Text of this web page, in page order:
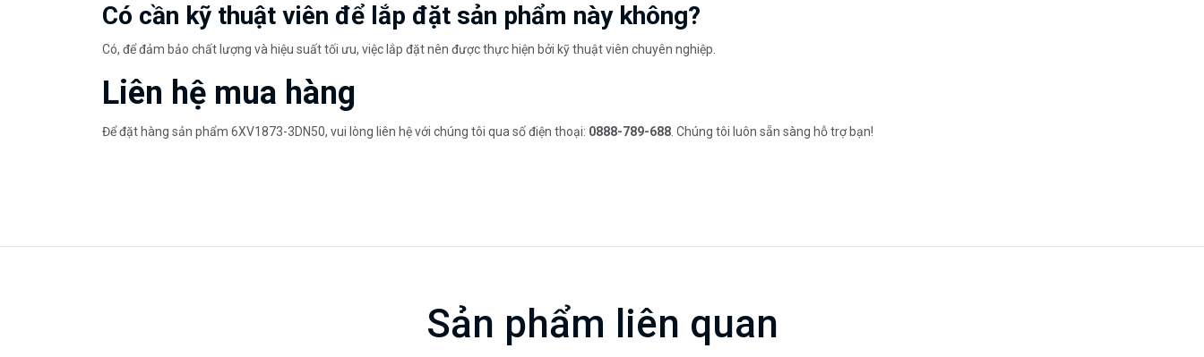
Có cần kỹ thuật viên để lắp đặt sản phẩm này không?
Có, để đảm bảo chất lượng và hiệu suất tối ưu, việc lắp đặt nên được thực hiện bởi kỹ thuật viên chuyên nghiệp.
Liên hệ mua hàng
Để đặt hàng sản phẩm 6XV1873-3DN50, vui lòng liên hệ với chúng tôi qua số điện thoại: 0888-789-688 . Chúng tôi luôn sẵn sàng hỗ trợ bạn!
Sản phẩm liên quan